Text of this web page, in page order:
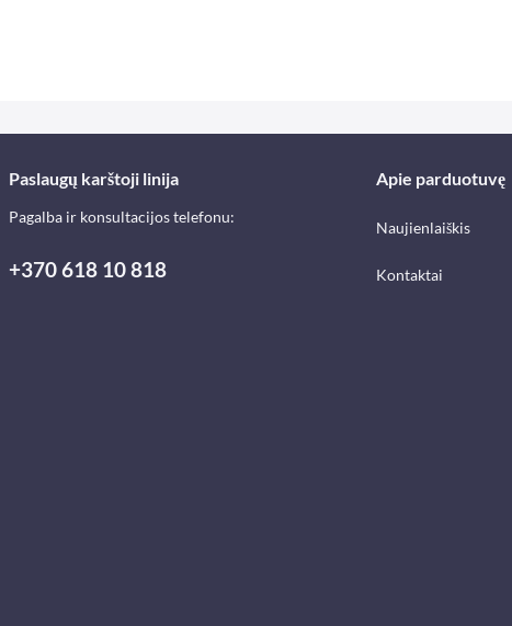
Paslaugų karštoji linija
Pagalba ir konsultacijos telefonu:
+370 618 10 818
Apie parduotuvę
Naujienlaiškis
Kontaktai